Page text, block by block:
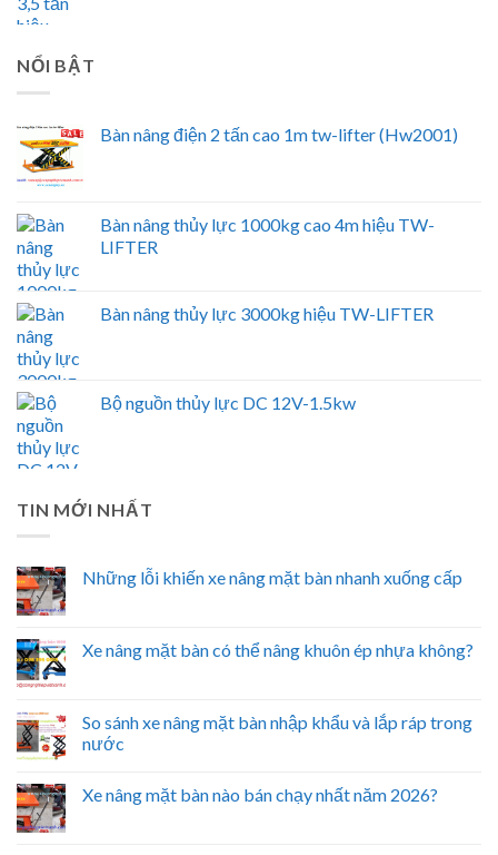
NỔI BẬT
Bàn nâng điện 2 tấn cao 1m tw-lifter (Hw2001)
Bàn nâng thủy lực 1000kg cao 4m hiệu TW-
LIFTER
Bàn nâng thủy lực 3000kg hiệu TW-LIFTER
Bộ nguồn thủy lực DC 12V-1.5kw
TIN MỚI NHẤT
Những lỗi khiến xe nâng mặt bàn nhanh xuống cấp
Xe nâng mặt bàn có thể nâng khuôn ép nhựa không?
So sánh xe nâng mặt bàn nhập khẩu và lắp ráp trong
nước
Xe nâng mặt bàn nào bán chạy nhất năm 2026?